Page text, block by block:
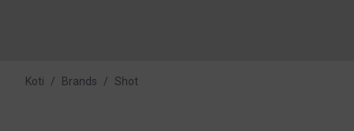
Koti / Brands / Shot